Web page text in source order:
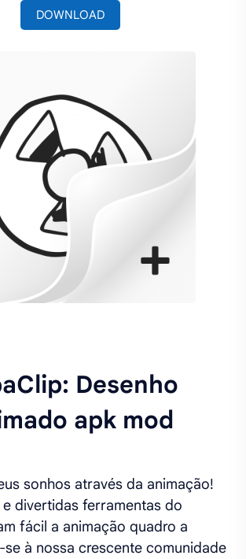
DOWNLOAD
Desenho
apk mod
sonhos através da animação!
divertidas ferramentas do
fácil a animação quadro a
à nossa crescente comunidade